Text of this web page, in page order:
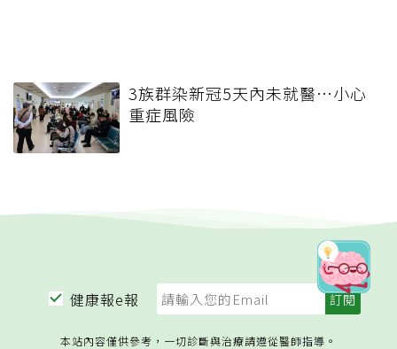
3族群染新冠5天內未就醫…小心
重症風險
健康報e報
本站內容僅供參考，一切診斷與治療請遵從醫師指導。